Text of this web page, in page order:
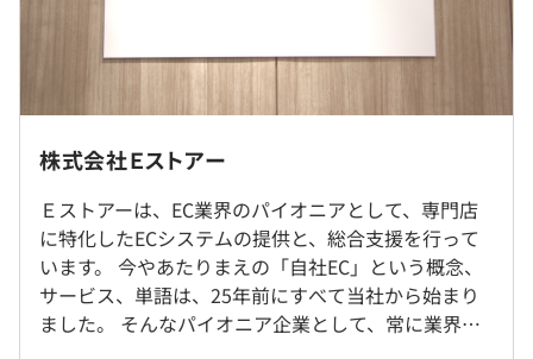
Elasticsearch
東京本社勤務です。転勤は基本的にありません。
就業場所の変更範囲
＜雇入時＞
東京本社
＜変更範囲＞
本社及び全国の支社（転勤ではなく出張ベースでの勤務と
なる可能性もあります。）
受動喫煙防止措置に関する事項
想定年収
9:30~18:30（実働8時間／1日）
コアフレックス勤務（コアタイム10:00~16:00）
休憩時間：60分（※昼食時間は業務の都合により各々の
自主性に任せています）
平均残業時間：平均14時間／月
3年度前 男性3人 女性2人
研修の有無及び内容
・ビジネス・IT基礎研修（新卒）
・EC基礎研修（全社員）
・必要な業務のOJT（全社員）
自己啓発支援の有無及びその内容
株式会社Ｅストアー
Ｅストアーは、EC業界のパイオニアとして、専門店
に特化したECシステムの提供と、総合支援を行って
います。 今やあたりまえの「自社EC」という概念、
サービス、単語は、25年前にすべて当社から始まり
ました。 そんなパイオニア企業として、常に業界の